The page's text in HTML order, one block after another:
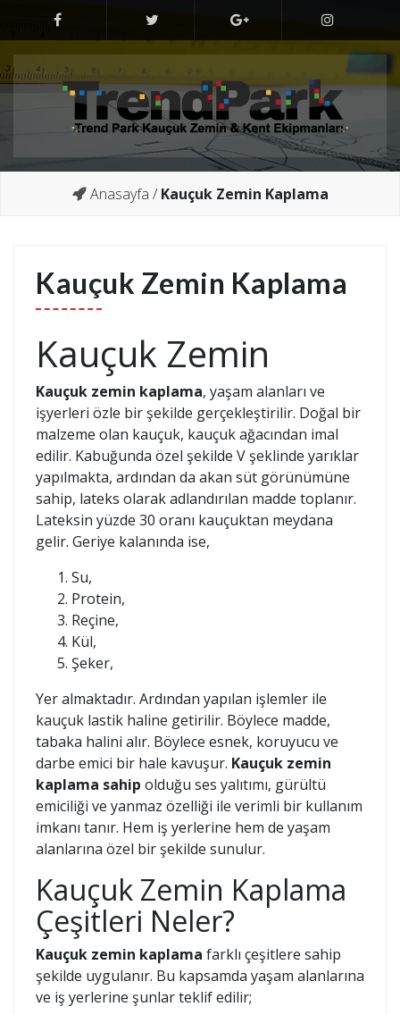
content
Kauçuk Zemin Yer Kaplama Döşeme
Kauçuk Zemin Yer Kaplama Döşeme
Anasayfa / Kauçuk Zemin Kaplama
Kauçuk Zemin Kaplama
Kauçuk Zemin
Kauçuk zemin kaplama, yaşam alanları ve
işyerleri özle bir şekilde gerçekleştirilir. Doğal bir
malzeme olan kauçuk, kauçuk ağacından imal
edilir. Kabuğunda özel şekilde V şeklinde yarıklar
yapılmakta, ardından da akan süt görünümüne
sahip, lateks olarak adlandırılan madde toplanır.
Lateksin yüzde 30 oranı kauçuktan meydana
gelir. Geriye kalanında ise,
Su,
Protein,
Reçine,
Kül,
Şeker,
Yer almaktadır. Ardından yapılan işlemler ile
kauçuk lastik haline getirilir. Böylece madde,
tabaka halini alır. Böylece esnek, koruyucu ve
darbe emici bir hale kavuşur. Kauçuk zemin
kaplama sahip olduğu ses yalıtımı, gürültü
emiciliği ve yanmaz özelliği ile verimli bir kullanım
imkanı tanır. Hem iş yerlerine hem de yaşam
alanlarına özel bir şekilde sunulur.
Kauçuk Zemin Kaplama
Çeşitleri Neler?
Kauçuk zemin kaplama farklı çeşitlere sahip
şekilde uygulanır. Bu kapsamda yaşam alanlarına
ve iş yerlerine şunlar teklif edilir;